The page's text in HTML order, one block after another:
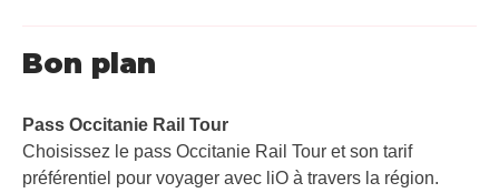
Bon plan
Pass Occitanie Rail Tour​
Choisissez le pass Occitanie Rail Tour et son tarif
préférentiel pour voyager avec liO à travers la région.